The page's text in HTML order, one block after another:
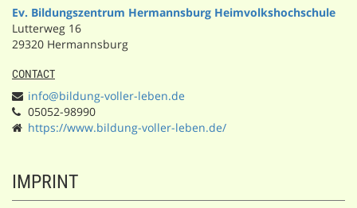
Ev. Bildungszentrum Hermannsburg Heimvolkshochschule
Lutterweg 16
29320 Hermannsburg
CONTACT
info@bildung-voller-leben.de
05052-98990
https://www.bildung-voller-leben.de/
IMPRINT